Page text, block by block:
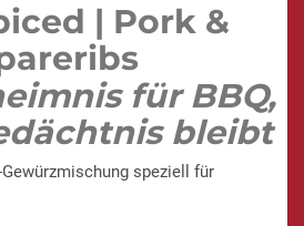
| Pork &
für BBQ,
bleibt
speziell für